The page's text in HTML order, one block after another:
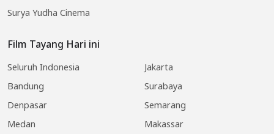
Surya Yudha Cinema
Film Tayang Hari ini
Seluruh Indonesia
Jakarta
Bandung
Surabaya
Denpasar
Semarang
Medan
Makassar